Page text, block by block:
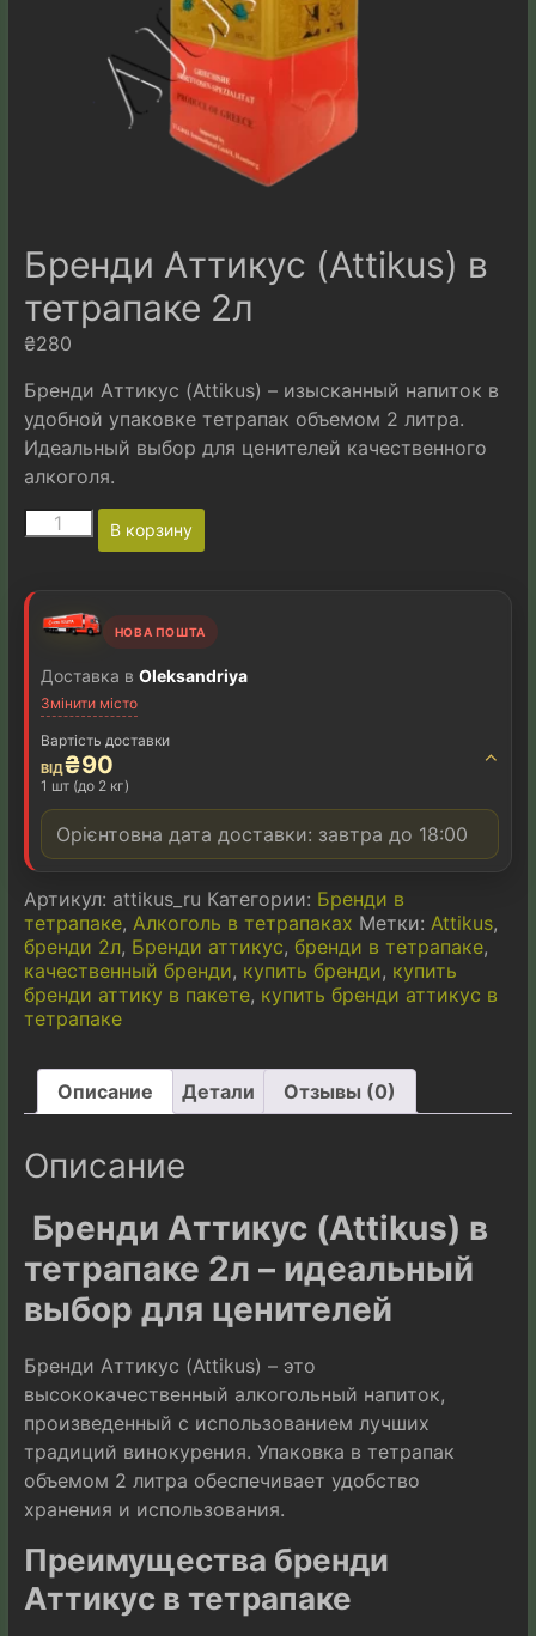
Бренди Аттикус (Attikus) в
тетрапаке 2л
₴280
Бренди Аттикус (Attikus) – изысканный напиток в
удобной упаковке тетрапак объемом 2 литра.
Идеальный выбор для ценителей качественного
алкоголя.
Количество
товара
Аттикус
(Attikus)
2л
В корзину
l
r
n
a
t
НОВА ПОШТА
Доставка в Oleksandriya
Змінити місто
Вартість доставки
ВІД₴90
1 шт (до 2 кг)
⌃
Орієнтовна дата доставки: завтра до 18:00
Артикул: attikus_ru Категории: Бренди в
тетрапаке, Алкоголь в тетрапаках Метки: Attikus,
бренди 2л, Бренди аттикус, бренди в тетрапаке,
качественный бренди, купить бренди, купить
бренди аттику в пакете, купить бренди аттикус в
тетрапаке
Описание Детали Отзывы (0)
Описание
Бренди Аттикус (Attikus) в
тетрапаке 2л – идеальный
выбор для ценителей
Бренди Аттикус (Attikus) – это
высококачественный алкогольный напиток,
произведенный с использованием лучших
традиций винокурения. Упаковка в тетрапак
объемом 2 литра обеспечивает удобство
хранения и использования.
Преимущества бренди
Аттикус в тетрапаке